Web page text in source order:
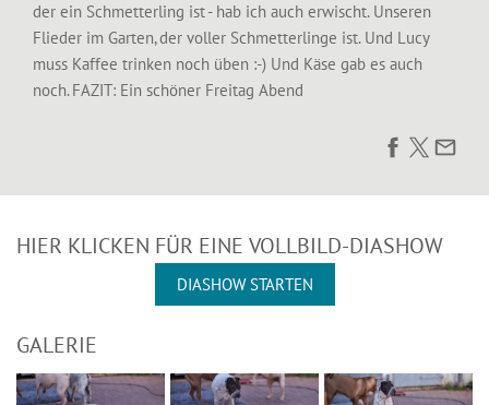
der ein Schmetterling ist - hab ich auch erwischt. Unseren
Flieder im Garten, der voller Schmetterlinge ist. Und Lucy
muss Kaffee trinken noch üben :-) Und Käse gab es auch
noch. FAZIT: Ein schöner Freitag Abend
HIER KLICKEN FÜR EINE VOLLBILD-DIASHOW
DIASHOW STARTEN
GALERIE